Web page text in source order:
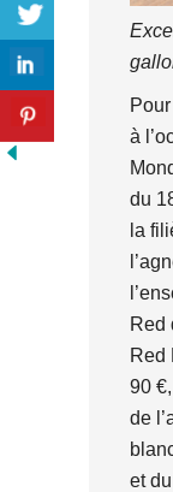
à
du
la
Red
Red
90
de
et